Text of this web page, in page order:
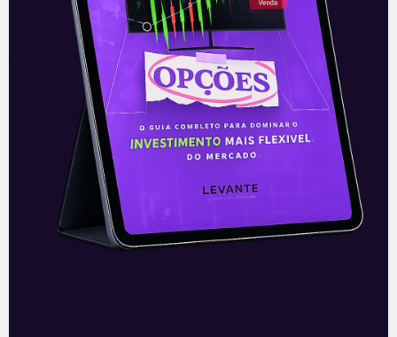
Segundo informações de mercado
divulgadas nesta segunda-feira (17), após
o fechamento das negociações, a
Amazon (AMZN) está interessada em
adquirir a Metro-Goldwyn-Mayer, mais
conhecida pela
Leia mais
18/05/2021